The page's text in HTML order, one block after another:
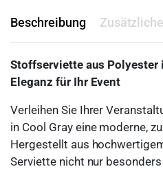
Beschreibung
Stoffserviette aus Polyester
Eleganz für Ihr Event
Verleihen Sie Ihrer
in Cool Gray eine moderne,
Hergestellt aus
Serviette nicht nur